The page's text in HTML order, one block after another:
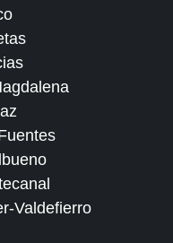
Valdefierro